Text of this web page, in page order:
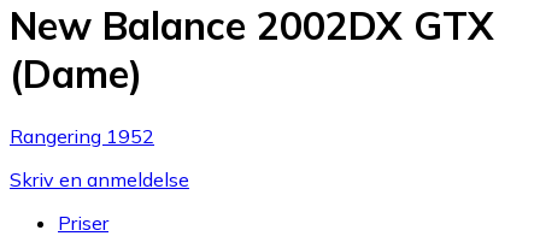
New Balance 2002DX GTX
(Dame)
Rangering 1952
Skriv en anmeldelse
Priser